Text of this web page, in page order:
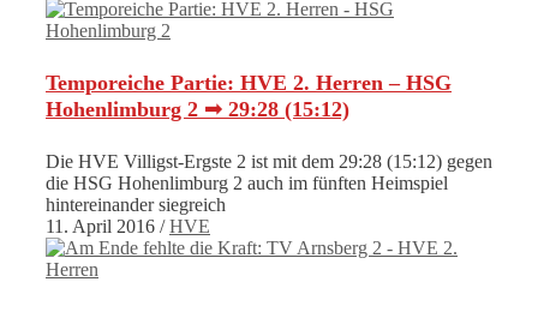
Temporeiche Partie: HVE 2. Herren – HSG
Hohenlimburg 2 ➟ 29:28 (15:12)
Die HVE Villigst-Ergste 2 ist mit dem 29:28 (15:12) gegen
die HSG Hohenlimburg 2 auch im fünften Heimspiel
hintereinander siegreich
11. April 2016 /HVE